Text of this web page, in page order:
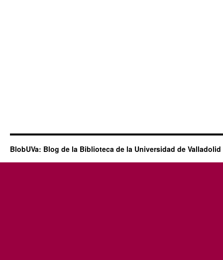
BlobUVa: Blog de la Biblioteca de la Universidad de Valladolid